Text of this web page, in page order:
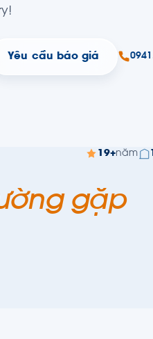
Yêu cầu báo giá
19+năm
gặp